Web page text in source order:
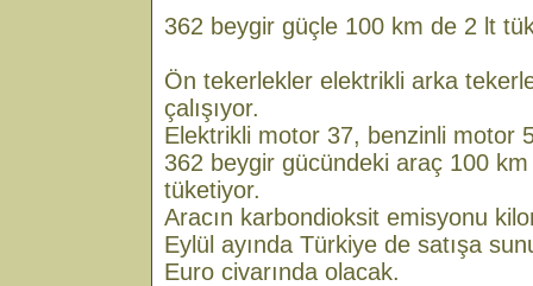
362 beygir güçle 100 km de 2 lt
Ön tekerlekler elektrikli arka
çalışıyor.
Elektrikli motor 37, benzinli motor
362 beygir gücündeki araç 100 km
tüketiyor.
Aracın karbondioksit emisyonu
Eylül ayında Türkiye de satışa
Euro civarında olacak.